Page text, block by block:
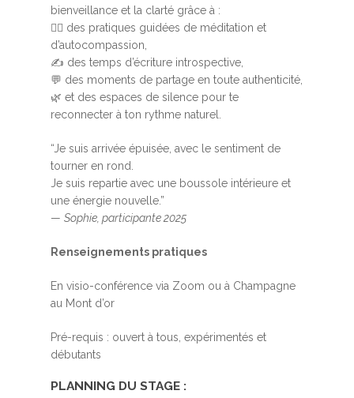
bienveillance et la clarté grâce à :
🧘‍♀️ des pratiques guidées de méditation et
d’autocompassion,
✍️ des temps d’écriture introspective,
💬 des moments de partage en toute authenticité,
🌿 et des espaces de silence pour te
reconnecter à ton rythme naturel.
“Je suis arrivée épuisée, avec le sentiment de
tourner en rond.
Je suis repartie avec une boussole intérieure et
une énergie nouvelle.”
— Sophie, participante 2025
Renseignements pratiques
En visio-conférence via Zoom ou à Champagne
au Mont d’or
Pré-requis : ouvert à tous, expérimentés et
débutants
PLANNING DU STAGE :